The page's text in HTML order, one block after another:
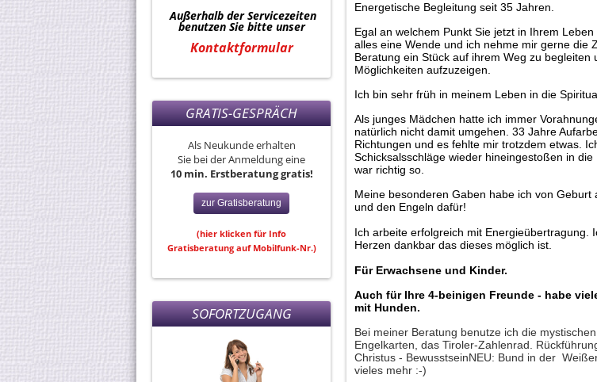
Außerhalb der Servicezeiten
benutzen Sie bitte unser
Kontaktformular
GRATIS-GESPRÄCH
Als Neukunde erhalten
Sie bei der Anmeldung eine
10 min. Erstberatung gratis!
zur Gratisberatung
(hier klicken für Info
Gratisberatung auf Mobilfunk-Nr.)
SOFORTZUGANG
Energetische Begleitung seit 35 Jahren.
Egal an welchem Punkt Sie jetzt in Ihrem
alles eine Wende und ich nehme mir gerne die
Beratung ein Stück auf ihrem Weg zu begleiten
Möglichkeiten aufzuzeigen.
Ich bin sehr früh in meinem Leben in die
Als junges Mädchen hatte ich immer
natürlich nicht damit umgehen. 33 Jahre
Richtungen und es fehlte mir trotzdem etwas.
Schicksalsschläge wieder hineingestoßen in
war richtig so.
Meine besonderen Gaben habe ich von Geburt
und den Engeln dafür!
​Ich arbeite erfolgreich mit Energieübertragung.
Herzen dankbar das dieses möglich ist.
Für Erwachsene und Kinder.
Auch für Ihre 4-beinigen Freunde - habe
mit Hunden.
Bei meiner Beratung benutze ich die
Engelkarten, das Tiroler-Zahlenrad.
Christus - BewusstseinNEU: Bund in der
vieles mehr :-)